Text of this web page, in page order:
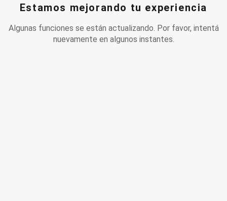
Estamos mejorando tu experiencia
Algunas funciones se están actualizando. Por favor, intentá
nuevamente en algunos instantes.